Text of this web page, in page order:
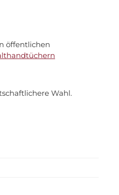
öffentlichen
Wahl.